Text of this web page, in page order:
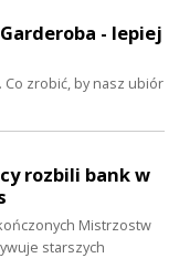
- lepiej
Co zrobić, by nasz ubiór
rozbili bank w
Mistrzostw
starszych